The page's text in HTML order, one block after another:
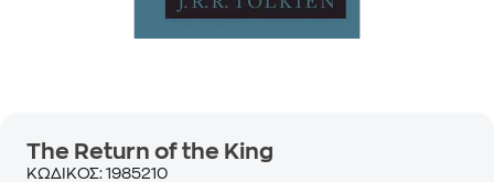
The Return of the King
ΚΩΔΙΚΟΣ: 1985210